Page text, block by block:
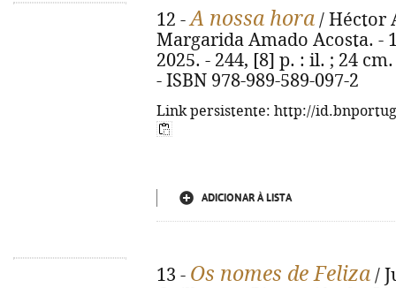
12 -A nossa hora / Héctor
Margarida Amado Acosta. -
2025. - 244, [8] p. : il. ; 24
- ISBN 978-989-589-097-2
Link persistente: http://
ADICIONAR À LISTA
13 - Os nomes de Feliza /